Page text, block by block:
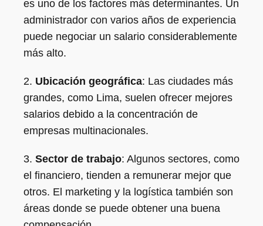
es uno de los factores más determinantes. Un
administrador con varios años de experiencia
puede negociar un salario considerablemente
más alto.
2. Ubicación geográfica: Las ciudades más
grandes, como Lima, suelen ofrecer mejores
salarios debido a la concentración de
empresas multinacionales.
3. Sector de trabajo: Algunos sectores, como
el financiero, tienden a remunerar mejor que
otros. El marketing y la logística también son
áreas donde se puede obtener una buena